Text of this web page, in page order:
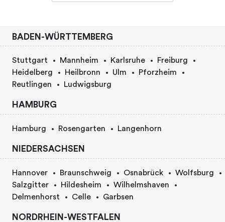
BADEN-WÜRTTEMBERG
Stuttgart Mannheim Karlsruhe
Freiburg
Heidelberg
Heilbronn Ulm
Pforzheim
Reutlingen
Ludwigsburg
HAMBURG
Hamburg Rosengarten Langenhorn
NIEDERSACHSEN
Hannover Braunschweig Osnabrück
Wolfsburg
Salzgitter
Hildesheim
Wilhelmshaven
Delmenhorst
Celle Garbsen
NORDRHEIN-WESTFALEN